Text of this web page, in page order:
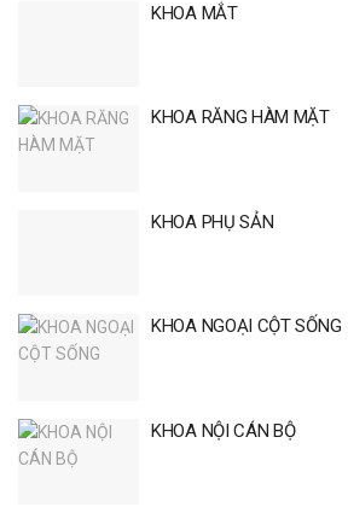
KHOA MẮT
KHOA RĂNG HÀM MẶT
KHOA PHỤ SẢN
KHOA NGOẠI CỘT SỐNG
KHOA NỘI CÁN BỘ